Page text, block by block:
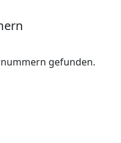
gefunden.